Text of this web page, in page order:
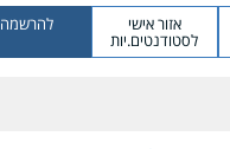
אזור אישי
לסטודנטים.יות
להרשמה